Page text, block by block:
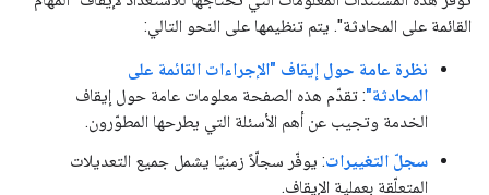
القائمة على المحادثة". يتم تنظيمها على النحو التالي:
نظرة عامة حول إيقاف "الإجراءات القائمة على
المحادثة": تقدّم هذه الصفحة معلومات عامة حول إيقاف
الخدمة وتجيب عن أهم الأسئلة التي يطرحها المطوّرون.
سجلّ التغييرات: يوفّر سجلّاً زمنيًا يشمل جميع التعديلات
المتعلّقة بعملية الإيقاف.